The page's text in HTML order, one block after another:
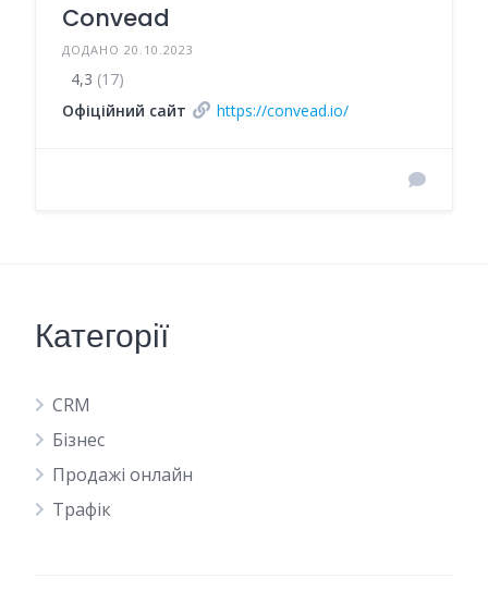
Convead
ДОДАНО 20.10.2023
4,3 (17)
Офіційний сайт
https://convead.io/
Категорії
CRM
Бізнес
Продажі онлайн
Трафік